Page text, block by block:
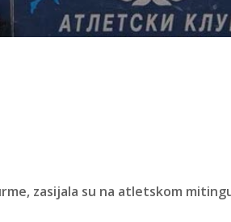
zasijala su na atletskom